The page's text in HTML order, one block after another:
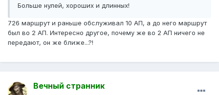
Больше нулей, хороших и длинных!
726 маршрут и раньше обслуживал 10 АП, а до него маршрут
был во 2 АП. Интересно другое, почему же во 2 АП ничего не
передают, он же ближе...?!
Вечный странник